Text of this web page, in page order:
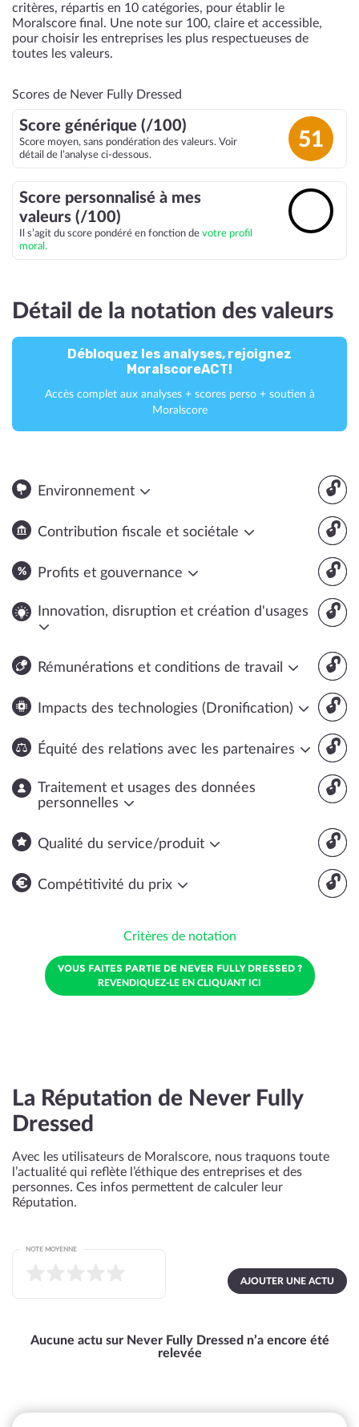
critères, répartis en 10 catégories, pour établir le
Moralscore final. Une note sur 100, claire et accessible,
pour choisir les entreprises les plus respectueuses de
toutes les valeurs.
Scores de Never Fully Dressed
Score générique (/100)
Score moyen, sans pondération des valeurs. Voir
détail de l’analyse ci-dessous.
51
Score personnalisé à mes
valeurs (/100)
Il s’agit du score pondéré en fonction de votre profil
moral.
Détail de la notation des valeurs
Débloquez les analyses, rejoignez
MoralscoreACT!
Accès complet aux analyses + scores perso + soutien à
Moralscore
🔓
Environnement
🔓
Contribution fiscale et sociétale
🔓
Profits et gouvernance
🔓
Innovation, disruption et création d'usages
🔓
Rémunérations et conditions de travail
🔓
Impacts des technologies (Dronification)
🔓
Équité des relations avec les partenaires
🔓
Traitement et usages des données
personnelles
🔓
Qualité du service/produit
🔓
Compétitivité du prix
Critères de notation
VOUS FAITES PARTIE DE NEVER FULLY DRESSED ?
REVENDIQUEZ-LE EN CLIQUANT ICI
La Réputation de Never Fully
Dressed
Avec les utilisateurs de Moralscore, nous traquons toute
l’actualité qui reflète l’éthique des entreprises et des
personnes. Ces infos permettent de calculer leur
Réputation.
AJOUTER UNE ACTU
NOTE MOYENNE
Aucune actu sur Never Fully Dressed n’a encore été
relevée